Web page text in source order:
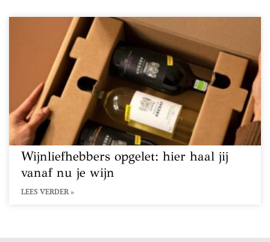
Wijnliefhebbers opgelet: hier haal jij
vanaf nu je wijn
LEES VERDER »